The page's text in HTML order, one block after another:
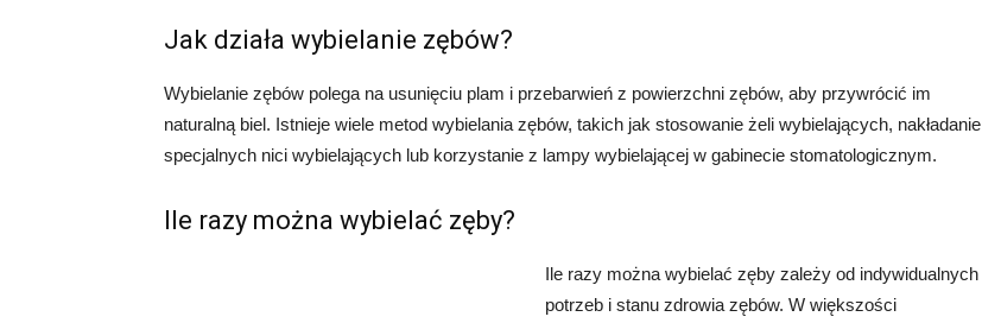
Jak działa wybielanie zębów?
Wybielanie zębów polega na usunięciu plam i przebarwień z powierzchni zębów, aby przywrócić im
naturalną biel. Istnieje wiele metod wybielania zębów, takich jak stosowanie żeli wybielających, nakładanie
specjalnych nici wybielających lub korzystanie z lampy wybielającej w gabinecie stomatologicznym.
Ile razy można wybielać zęby?
Ile razy można wybielać zęby zależy od indywidualnych
potrzeb i stanu zdrowia zębów. W większości